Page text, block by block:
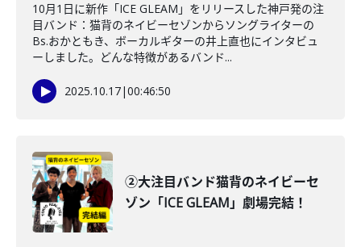
10月1日に新作「ICE GLEAM」をリリースした神戸発の注
目バンド：猫背のネイビーセゾンからソングライターの
Bs.おかともき、ボーカルギターの井上直也にインタビュ
ーしました。どんな特徴があるバンド...
2025.10.17|00:46:50
②大注目バンド猫背のネイビーセ
ゾン「ICE GLEAM」劇場完結！